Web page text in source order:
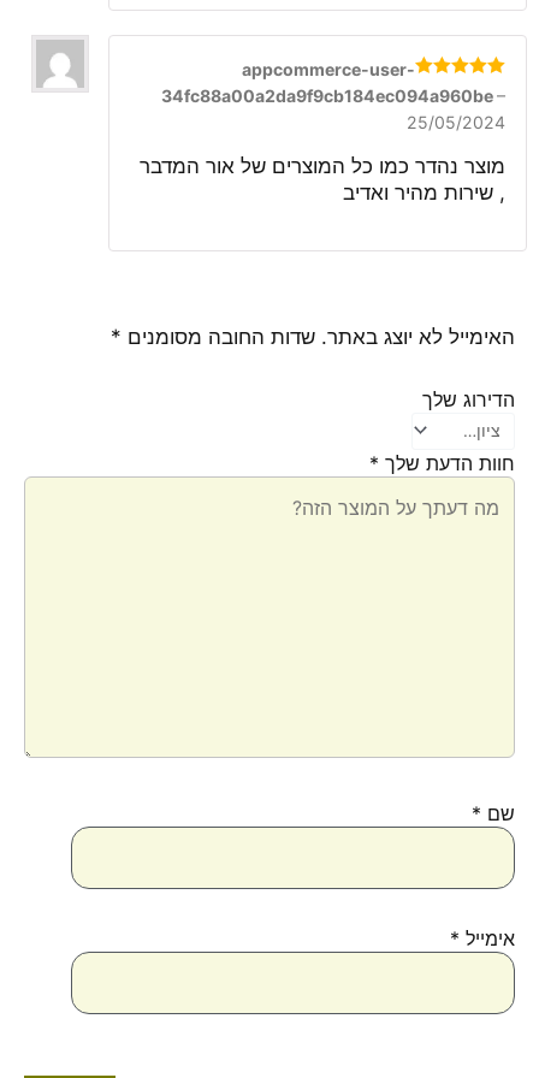
דורג5מתוך
appcommerce-user-
34fc88a00a2da9f9cb184ec094a960be–
25/05/2024
מוצר נהדר כמו כל המוצרים של אור המדבר
, שירות מהיר ואדיב
האימייל לא יוצג באתר. שדות החובה מסומנים *
הדירוג שלך
חוות הדעת שלך *
שם *
אימייל *